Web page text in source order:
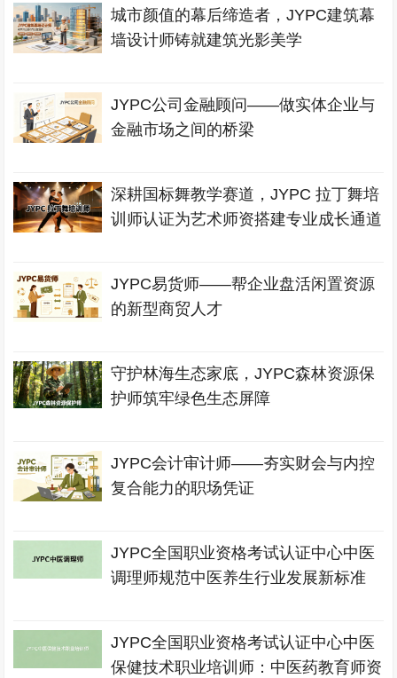
城市颜值的幕后缔造者，JYPC建筑幕
墙设计师铸就建筑光影美学
JYPC公司金融顾问——做实体企业与
金融市场之间的桥梁
深耕国标舞教学赛道，JYPC 拉丁舞培
训师认证为艺术师资搭建专业成长通道
JYPC易货师——帮企业盘活闲置资源
的新型商贸人才
守护林海生态家底，JYPC森林资源保
护师筑牢绿色生态屏障
JYPC会计审计师——夯实财会与内控
复合能力的职场凭证
JYPC全国职业资格考试认证中心中医
调理师规范中医养生行业发展新标准
JYPC全国职业资格考试认证中心中医
保健技术职业培训师：中医药教育师资